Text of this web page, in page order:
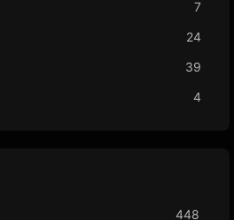
7
24
39
4
448